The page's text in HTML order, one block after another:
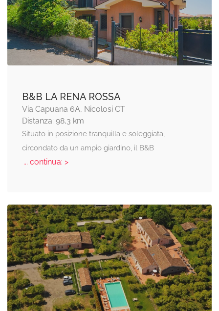
B&B LA RENA ROSSA
Via Capuana 6A, Nicolosi CT
Distanza: 98,3 km
Situato in posizione tranquilla e soleggiata,
circondato da un ampio giardino, il B&B
... continua: >